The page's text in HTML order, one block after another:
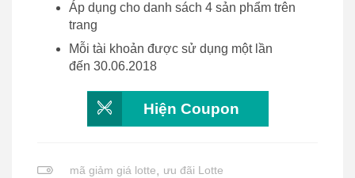
Áp dụng cho danh sách 4 sản phẩm trên
trang
Mỗi tài khoản được sử dụng một lần
đến 30.06.2018
Hiện Coupon
mã giảm giá lotte, ưu đãi Lotte